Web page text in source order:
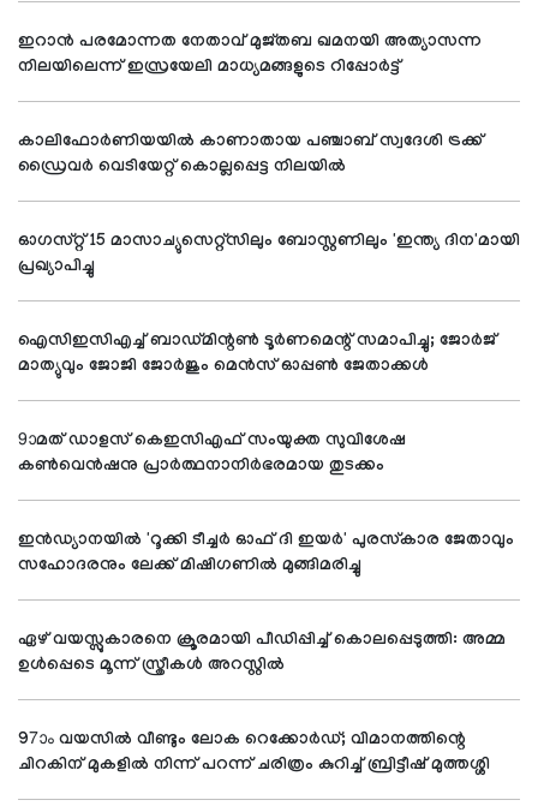
ഇറാന്‍ പരമോന്നത നേതാവ് മുജ്തബ ഖമനയി അത്യാസന്ന
നിലയിലെന്ന് ഇസ്രയേലി മാധ്യമങ്ങളുടെ റിപ്പോര്‍ട്ട്
കാലിഫോര്‍ണിയയില്‍ കാണാതായ പഞ്ചാബ് സ്വദേശി ട്രക്ക്
ഡ്രൈവര്‍ വെടിയേറ്റ് കൊല്ലപ്പെട്ട നിലയില്‍
ഓഗസ്റ്റ് 15 മാസാച്യുസെറ്റ്സിലും ബോസ്റ്റണിലും 'ഇന്ത്യ ദിന'മായി
പ്രഖ്യാപിച്ചു
ഐസിഇസിഎച്ച് ബാഡ്മിന്റണ്‍ ടൂര്‍ണമെന്റ് സമാപിച്ചു; ജോര്‍ജ്
മാത്യുവും ജോജി ജോര്‍ജും മെന്‍സ് ഓപ്പണ്‍ ജേതാക്കള്‍
9ാമത് ഡാളസ് കെഇസിഎഫ് സംയുക്ത സുവിശേഷ
കണ്‍വെന്‍ഷനു പ്രാര്‍ത്ഥനാനിര്‍ഭരമായ തുടക്കം
ഇന്‍ഡ്യാനയില്‍ 'റൂക്കി ടീച്ചര്‍ ഓഫ് ദി ഇയര്‍' പുരസ്‌കാര ജേതാവും
സഹോദരനും ലേക്ക് മിഷിഗണില്‍ മുങ്ങിമരിച്ചു
ഏഴ് വയസ്സുകാരനെ ക്രൂരമായി പീഡിപ്പിച്ച് കൊലപ്പെടുത്തി: അമ്മ
ഉള്‍പ്പെടെ മൂന്ന് സ്ത്രീകള്‍ അറസ്റ്റില്‍
97ാം വയസില്‍ വീണ്ടും ലോക റെക്കോര്‍ഡ്; വിമാനത്തിന്റെ
ചിറകിന് മുകളില്‍ നിന്ന് പറന്ന് ചരിത്രം കുറിച്ച് ബ്രിട്ടീഷ് മുത്തശ്ശി